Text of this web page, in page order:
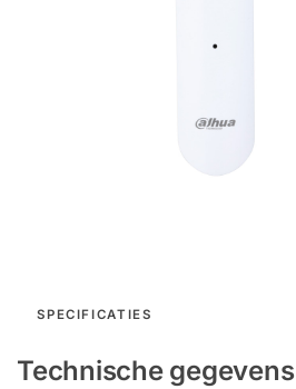
SPECIFICATIES
Technische gegevens